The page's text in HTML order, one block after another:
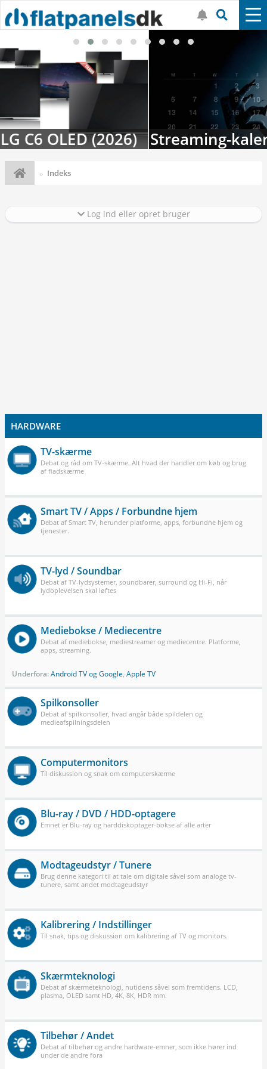
Streaming-kalenderen: Nyt i august
Indeks
Log ind eller opret bruger
HARDWARE
TV-skærme
Debat og råd om TV-skærme. Alt hvad der handler om køb og brug
af fladskærme
Smart TV / Apps / Forbundne hjem
Debat af Smart TV, herunder platforme, apps, forbundne hjem og
tjenester.
TV-lyd / Soundbar
Debat af TV-lydsystemer, soundbarer, surround og Hi-Fi, når
lydoplevelsen skal løftes
Mediebokse / Mediecentre
Debat af mediebokse, mediestreamer og mediecentre. Platforme,
apps, streaming.
Underfora:Android TV og Google, Apple TV
Spilkonsoller
Debat af spilkonsoller, hvad angår både spildelen og
medieafspilningsdelen
Computermonitors
Til diskussion og snak om computerskærme
Blu-ray / DVD / HDD-optagere
Emnet er Blu-ray og harddiskoptager-bokse af alle arter
Modtageudstyr / Tunere
Brug denne kategori til at tale om digitale såvel som analoge tv-
tunere, samt andet modtageudstyr
Kalibrering / Indstillinger
Til snak, tips og diskussion om kalibrering af TV og monitors.
Skærmteknologi
Debat af skærmeteknologi, nutidens såvel som fremtidens. LCD,
plasma, OLED samt HD, 4K, 8K, HDR mm.
Tilbehør / Andet
Debat af tilbehør og andre hardware-emner, som ikke hører ind
under de andre fora